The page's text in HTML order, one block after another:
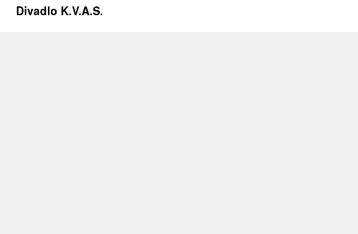
Divadlo K.V.A.S.